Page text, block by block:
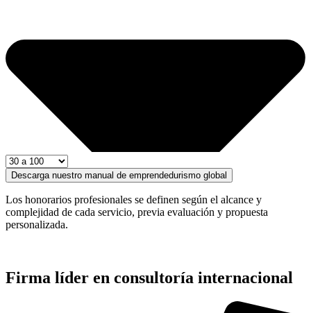
Descarga nuestro manual de emprendedurismo global
Los honorarios profesionales se definen según el alcance y
complejidad de cada servicio, previa evaluación y propuesta
personalizada.
Firma líder en consultoría internacional